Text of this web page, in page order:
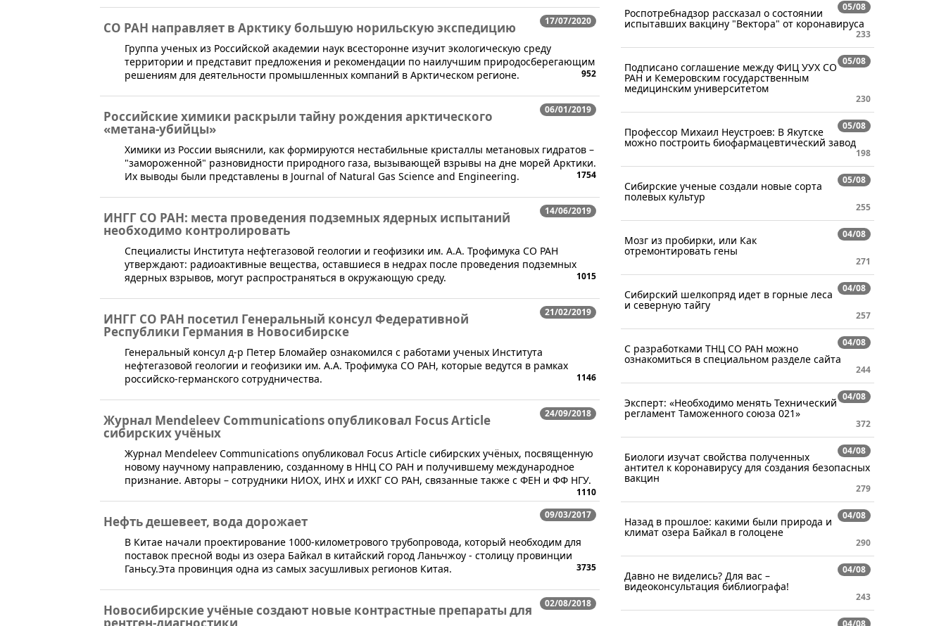
17/07/2020
СО РАН направляет в Арктику большую норильскую экспедицию
​​Группа ученых из Российской академии наук всесторонне изучит экологическую среду
территории и представит предложения и рекомендации по наилучшим природосберегающим
решениям для деятельности промышленных компаний в Арктическом регионе.
952
06/01/2019
Российские химики раскрыли тайну рождения арктического
«метана-убийцы»
Химики из России выяснили, как формируются нестабильные кристаллы метановых гидратов –
"замороженной" разновидности природного газа, вызывающей взрывы на дне морей Арктики.
Их выводы были представлены в Journal of Natural Gas Science and Engineering.
1754
14/06/2019
ИНГГ СО РАН: места проведения подземных ядерных испытаний
необходимо контролировать
Специалисты Института нефтегазовой геологии и геофизики им. А.А. Трофимука СО РАН
утверждают: радиоактивные вещества, оставшиеся в недрах после проведения подземных
ядерных взрывов, могут распространяться в окружающую среду.
1015
21/02/2019
ИНГГ СО РАН посетил Генеральный консул Федеративной
Республики Германия в Новосибирске
​Генеральный консул д-р Петер Бломайер ознакомился с работами ученых Института
нефтегазовой геологии и геофизики им. А.А. Трофимука СО РАН, которые ведутся в рамках
российско-германского сотрудничества.
1146
24/09/2018
Журнал Mendeleev Communications опубликовал Focus Article
сибирских учёных
Журнал Mendeleev Communications опубликовал Focus Article сибирских учёных, посвященную
новому научному направлению, созданному в ННЦ СО РАН и получившему международное
признание. Авторы – сотрудники НИОХ, ИНХ и ИХКГ СО РАН, связанные также с ФЕН и ФФ НГУ.
1110
09/03/2017
Нефть дешевеет, вода дорожает
​​​В Китае начали проектирование 1000-километрового трубопровода, который необходим для
поставок пресной воды из озера Байкал в китайский город Ланьчжоу - столицу провинции
Ганьсу.Эта провинция одна из самых засушливых регионов Китая.
3735
02/08/2018
Новосибирские учёные создают новые контрастные препараты для
05/08
Роспотребнадзор рассказал о состоянии
испытавших вакцину "Вектора" от коронавируса
233
05/08
Подписано соглашение между ФИЦ УУХ СО
РАН и Кемеровским государственным
медицинским университетом
230
05/08
Профессор Михаил Неустроев: В Якутске
можно построить биофармацевтический завод
198
05/08
Сибирские ученые создали новые сорта
полевых культур
255
04/08
Мозг из пробирки, или Как
отремонтировать гены
271
04/08
Сибирский шелкопряд идет в горные леса
и северную тайгу
257
04/08
С разработками ТНЦ СО РАН можно
ознакомиться в специальном разделе сайта
244
04/08
Эксперт: «Необходимо менять Технический
регламент Таможенного союза 021»
372
04/08
Биологи изучат свойства полученных
антител к коронавирусу для создания безопасных
вакцин
279
04/08
Назад в прошлое: какими были природа и
климат озера Байкал в голоцене
290
04/08
Давно не виделись? Для вас –
видеоконсультация библиографа!
243
04/08